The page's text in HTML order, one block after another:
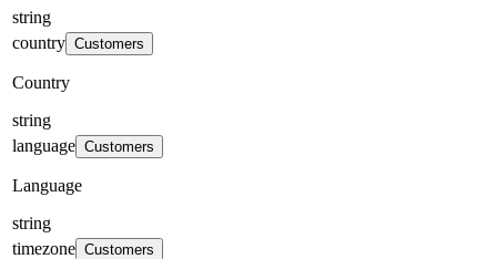
string
country Customers
Country
string
language Customers
Language
string
timezone Customers